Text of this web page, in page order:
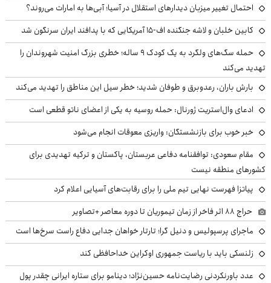
احتمال تغییر میزبان دیدارهای استقلال در آسیا؛ آبی‌ها به امارات می‌روند؟
کابین خلبان و لاشه جنگنده اف-۱۵ آمریکایی که با پدافند ایران سرنگون شد
حمله سگ‌های ولگرد به یک کودک ۹ ساله؛ خطری بزرگ امنیت شهروندان را
تهدید می‌کند
بارش باران، رعدوبرق و طوفان شدید؛ خطر سیل این مناطق را تهدید می‌کند
ادعای وال‌استریت ژورنال: حمله روسیه به یکی از اعضای ناتو قطعی است
خبر خوب برای بازنشستگان: واریزی معوقات انجام می‌شود
مقام سعودی: توافقنامه دفاعی عربستان، پاکستان و ترکیه تهدیدی برای
کشورهای منطقه نیست
پیاتزا فهرست نهایی تیم ملی را برای رقابت‌های آسیایی اعلام کرد
حراج ۸۸ اثر فاخر از زمان تیموریان تا دوره معاصر +تصاویر
ماجرای پرسپولیس و دنیل گرا؛ تارتار خواهان جدایی دفاع راست سرخ‌ها است
زلنسکی باید با ریاست جمهوری اوکراین خداحافظی کند
عدد باورنکردنی رضایت‌نامه حسین‌نژاد؛ دینامو برای ستاره ایرانی چقدر پول